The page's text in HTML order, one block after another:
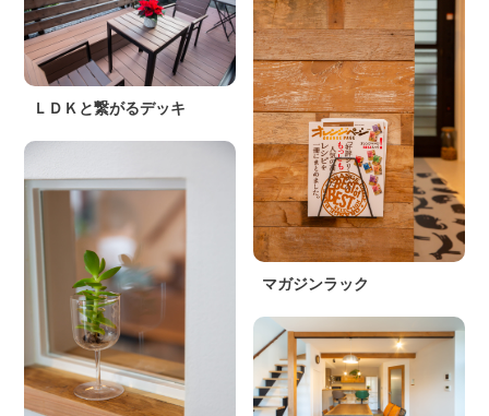
ＬＤＫと繋がるデッキ
マガジンラック